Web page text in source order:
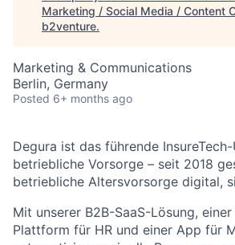
Marketing / Social Media / Content
b2venture.
Marketing & Communications
Berlin, Germany
Posted 6+ months ago
Degura ist das führende
betriebliche Vorsorge – seit 2018
betriebliche Altersvorsorge digital,
Mit unserer B2B-SaaS-Lösung,
Plattform für HR und einer App für